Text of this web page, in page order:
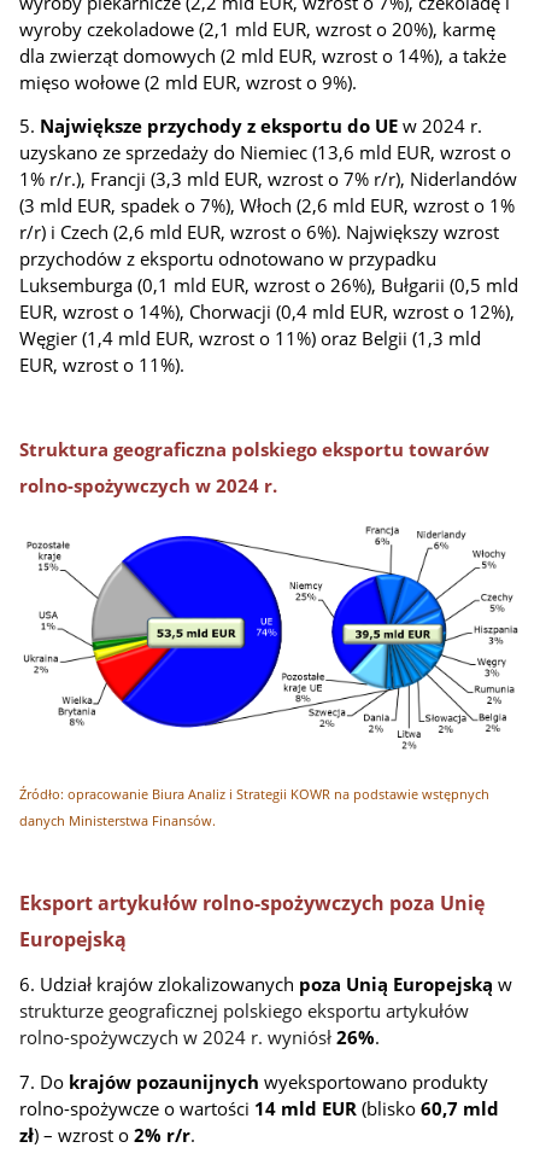
wyroby czekoladowe (2,1 mld EUR, wzrost o 20%), karmę
dla zwierząt domowych (2 mld EUR, wzrost o 14%), a także
mięso wołowe (2 mld EUR, wzrost o 9%).
5. Największe przychody z eksportu do UE w 2024 r.
uzyskano ze sprzedaży do Niemiec (13,6 mld EUR, wzrost o
1% r/r.), Francji (3,3 mld EUR, wzrost o 7% r/r), Niderlandów
(3 mld EUR, spadek o 7%), Włoch (2,6 mld EUR, wzrost o 1%
r/r) i Czech (2,6 mld EUR, wzrost o 6%). Największy wzrost
przychodów z eksportu odnotowano w przypadku
Luksemburga (0,1 mld EUR, wzrost o 26%), Bułgarii (0,5 mld
EUR, wzrost o 14%), Chorwacji (0,4 mld EUR, wzrost o 12%),
Węgier (1,4 mld EUR, wzrost o 11%) oraz Belgii (1,3 mld
EUR, wzrost o 11%).
Struktura geograficzna polskiego eksportu towarów
rolno-spożywczych w 2024 r.
Źródło: opracowanie Biura Analiz i Strategii KOWR na podstawie wstępnych
danych Ministerstwa Finansów.
Eksport artykułów rolno-spożywczych poza Unię
Europejską
6. Udział krajów zlokalizowanych poza Unią Europejską w
strukturze geograficznej polskiego eksportu artykułów
rolno-spożywczych w 2024 r. wyniósł26%.
7. Do krajów pozaunijnych wyeksportowano produkty
rolno-spożywcze o wartości 14 mld EUR(blisko60,7 mld
zł) – wzrost o2% r/r.